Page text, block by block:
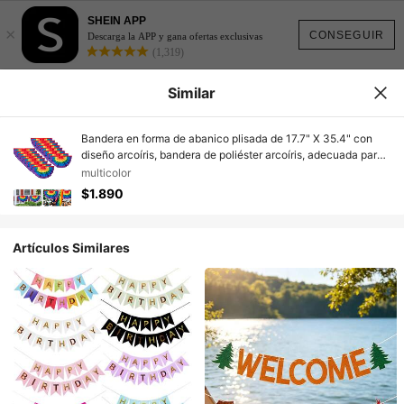
CONSEGUIR
×
SHEIN APP
Descarga la APP y gana ofertas exclusivas
(1,319)
Similar
Bandera en forma de abanico plisada de 17.7" X 35.4" con
diseño arcoíris, bandera de poliéster arcoíris, adecuada para
colgar en decoraciones al aire libre en días festivos, porche,
chimenea, barandilla, cerca o entrada (Paquete de 4
banderas arcoíris)
multicolor
$1.890
Artículos Similares